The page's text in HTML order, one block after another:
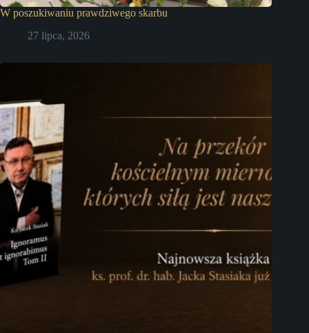
W poszukiwaniu prawdziwego skarbu
27 lipca, 2026